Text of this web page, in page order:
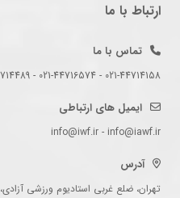
ارتباط با ما
تماس با ما
021-44714158 - 021-44716574 - 021-44714489
ایمیل های ارتباطی
info@iwf.ir - info@iawf.ir
آدرس
تهران، ضلع غربی استادیوم ورزشی